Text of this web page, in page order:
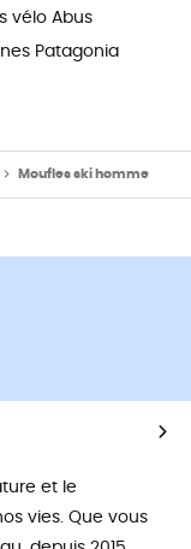
vélo Abus
Patagonia
Moufles ski homme
et le
vies. Que vous